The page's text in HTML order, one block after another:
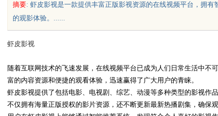
摘要: 虾皮影视是一款提供丰富正版影视资源的在线视频平台，拥
的观影体验。......
虾皮影视
随着互联网技术的飞速发展，在线视频平台已成为人们日常生活中不
富的内容资源和便捷的观看体验，迅速赢得了广大用户的青睐。
虾皮影视提供了包括电影、电视剧、综艺、动漫等多种类型的影视作
不仅拥有海量正版授权的影片资源，还不断更新最新热播剧集，确保
看电影的多种途径